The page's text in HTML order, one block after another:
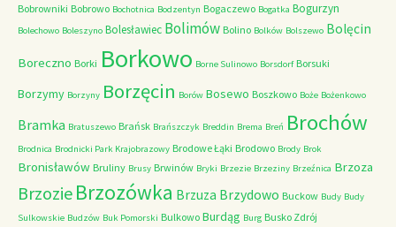
Bobrowniki Bobrowo Bochotnica Bodzentyn Bogaczewo Bogatka Bogurzyn
Bolechowo Boleszyno Bolesławiec Bolimów Bolino Bolków Bolszewo Bolęcin
Boreczno Borki Borkowo Borne Sulinowo Borsdorf Borsuki
Borzymy Borzyny Borzęcin Borów Bosewo Boszkowo Boże Bożenkowo
Bramka Bratuszewo Brańsk Brańszczyk Breddin Brema Breń Brochów
Brodnica Brodnicki Park Krajobrazowy Brodowe Łąki Brodowo Brody Brok
Bronisławów Bruliny Brusy Brwinów Bryki Brzezie Brzeziny Brzeźnica Brzoza
Brzozie Brzozówka Brzuza Brzydowo Buckow Budy Budy
Sulkowskie Budzów Buk Pomorski Bulkowo Burdąg Burg Busko Zdrój